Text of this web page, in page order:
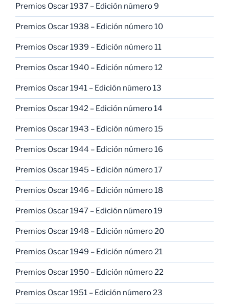
Premios Oscar 1937 – Edición número 9
Premios Oscar 1938 – Edición número 10
Premios Oscar 1939 – Edición número 11
Premios Oscar 1940 – Edición número 12
Premios Oscar 1941 – Edición número 13
Premios Oscar 1942 – Edición número 14
Premios Oscar 1943 – Edición número 15
Premios Oscar 1944 – Edición número 16
Premios Oscar 1945 – Edición número 17
Premios Oscar 1946 – Edición número 18
Premios Oscar 1947 – Edición número 19
Premios Oscar 1948 – Edición número 20
Premios Oscar 1949 – Edición número 21
Premios Oscar 1950 – Edición número 22
Premios Oscar 1951 – Edición número 23